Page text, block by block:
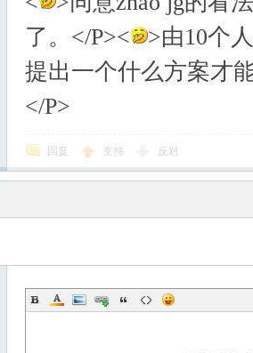
了。</P><
>由10个
提出一个什么方案才
</P>
回复 支持 反对